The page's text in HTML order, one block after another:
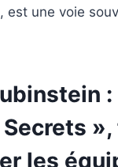
est une voie
:
les